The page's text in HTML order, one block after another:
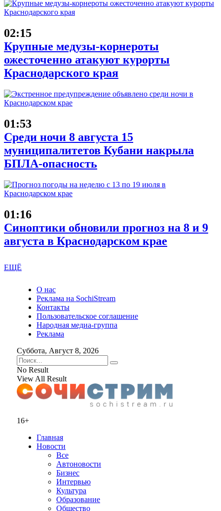
02:15
Крупные медузы-корнероты
ожесточенно атакуют курорты
Краснодарского края
01:53
Среди ночи 8 августа 15
муниципалитетов Кубани накрыла
БПЛА-опасность
01:16
Синоптики обновили прогноз на 8 и 9
августа в Краснодарском крае
ЕЩЁ
О нас
Реклама на SochiStream
Контакты
Пользовательское соглашение
Народная медиа-группа
Реклама
Суббота, Август 8, 2026
No Result
View All Result
16+
Главная
Новости
Все
Автоновости
Бизнес
Интервью
Культура
Образование
Общество